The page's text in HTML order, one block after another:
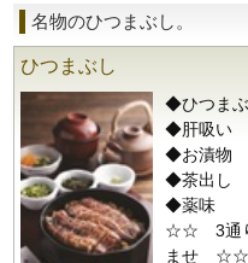
名物のひつまぶし。
ひつまぶし
◆ひつま
◆肝吸い
◆お漬物
◆茶出し
◆薬味
☆☆ 3通り
ませ ☆☆